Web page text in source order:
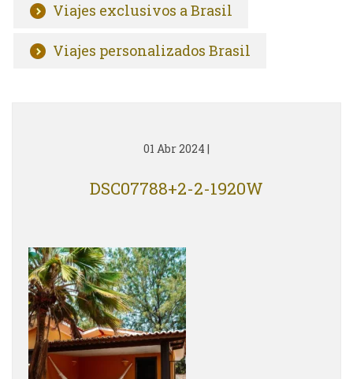
Viajes exclusivos a Brasil
Viajes personalizados Brasil
01 Abr 2024 |
DSC07788+2-2-1920W